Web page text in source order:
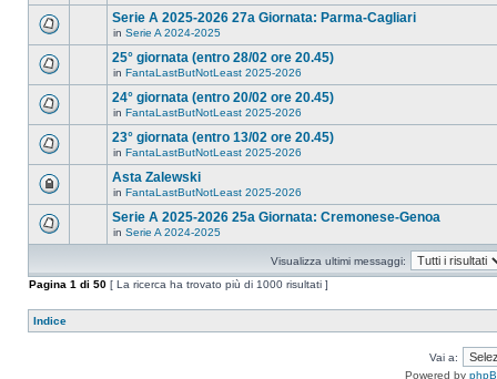
Serie A 2025-2026 27a Giornata: Parma-Cagliari
in Serie A 2024-2025
25° giornata (entro 28/02 ore 20.45)
in FantaLastButNotLeast 2025-2026
24° giornata (entro 20/02 ore 20.45)
in FantaLastButNotLeast 2025-2026
23° giornata (entro 13/02 ore 20.45)
in FantaLastButNotLeast 2025-2026
Asta Zalewski
in FantaLastButNotLeast 2025-2026
Serie A 2025-2026 25a Giornata: Cremonese-Genoa
in Serie A 2024-2025
Visualizza ultimi messaggi:
Pagina 1 di 50 [ La ricerca ha trovato più di 1000 risultati ]
Indice
Vai a:
Powered by